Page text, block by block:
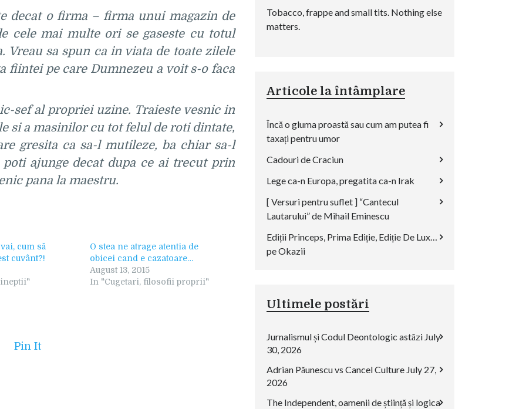
decat o firma – firma unui magazin de
cele mai multe ori se gaseste cu totul
Vreau sa spun ca in viata de toate zilele
fiintei pe care Dumnezeu a voit s-o faca
sef al propriei uzine. Traieste vesnic in
si a masinilor cu tot felul de roti dintate,
gresita ca sa-l mutileze, ba chiar sa-l
ajunge decat dupa ce ai trecut prin
pana la maestru.
cum să
cuvânt?!
O stea ne atrage atentia de
obicei cand e cazatoare…
August 13, 2015
In "Cugetari, filosofii proprii"
Pin It
Tobacco, frappe and small tits. Nothing else
matters.
Articole la întâmplare
Încă o gluma proastă sau cum am putea fi
taxați pentru umor
Cadouri de Craciun
Lege ca-n Europa, pregatita ca-n Irak
[ Versuri pentru suflet ] “Cantecul
Lautarului” de Mihail Eminescu
Ediții Princeps, Prima Ediție, Ediție De Lux…
pe Okazii
Ultimele postări
Jurnalismul și Codul Deontologic astăzi July
30, 2026
Adrian Păunescu vs Cancel Culture July 27,
2026
The Independent, oamenii de știință și logica